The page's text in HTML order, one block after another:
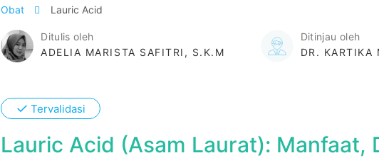
Obat Lauric Acid
Ditulis oleh
ADELIA MARISTA SAFITRI, S.K.M
Ditinjau oleh
DR. KARTIKA
✓ Tervalidasi
Lauric Acid (Asam Laurat): Manfaat,